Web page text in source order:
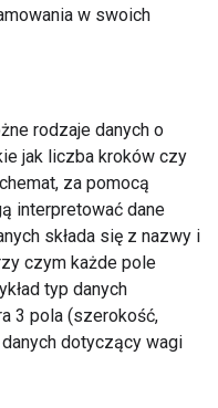
w swoich
rodzaje danych o
jak liczba kroków czy
za pomocą
interpretować dane
składa się z nazwy i
czym każde pole
typ danych
3 pola (szerokość,
danych dotyczący wagi